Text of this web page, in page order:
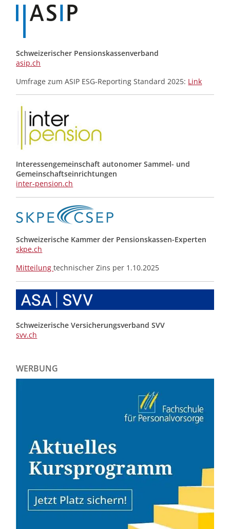
Schweizerischer Pensionskassenverband
asip.ch
Umfrage zum ASIP ESG-Reporting Standard 2025: Link
Interessengemeinschaft autonomer Sammel- und
Gemeinschafts­einrichtungen
inter-pension.ch
Schweizerische Kammer der Pensionskassen-Experten
skpe.ch
Mitteilungtechnischer Zins per 1.10.2025
Schweizerische Versicherungsverband SVV
svv.ch
WERBUNG